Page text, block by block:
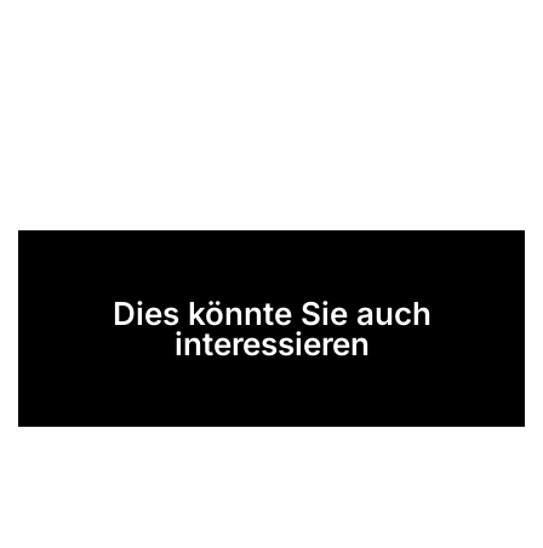
Dies könnte Sie auch
interessieren